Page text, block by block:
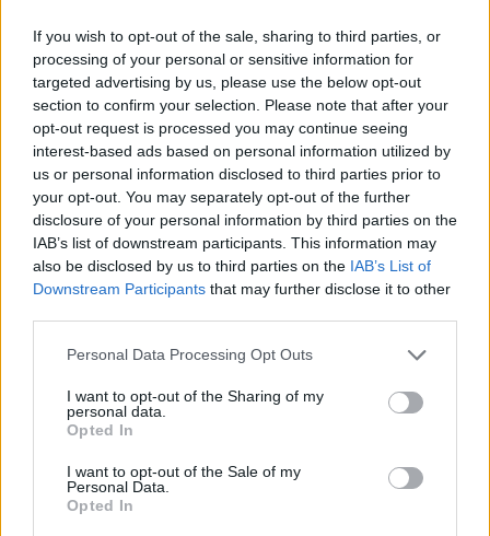
If you wish to opt-out of the sale, sharing to third parties, or
processing of your personal or sensitive information for
targeted advertising by us, please use the below opt-out
section to confirm your selection. Please note that after your
opt-out request is processed you may continue seeing
interest-based ads based on personal information utilized by
us or personal information disclosed to third parties prior to
your opt-out. You may separately opt-out of the further
disclosure of your personal information by third parties on the
IAB’s list of downstream participants. This information may
also be disclosed by us to third parties on the IAB’s List of
Downstream Participants that may further disclose it to other
Personal Data Processing Opt Outs
I want to opt-out of the Sharing of my
personal data.
Opted In
I want to opt-out of the Sale of my
Personal Data.
Opted In
collaborato alla sua realizzazione” raccontaSugar Fornaciari.
Condividi questo articolo:
E-mail LinkedIn Facebook
Mastodon Telegram WhatsApp
Stampa Altro
Vuoi ricevere gli aggiornamenti delle news di TecnoGazzetta?